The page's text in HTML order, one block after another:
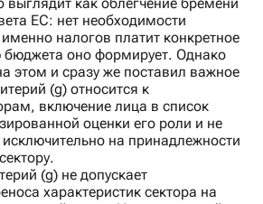
выглядит как облегчение бремени
ЕС: нет необходимости
налогов платит конкретное
оно формирует. Однако
этом и сразу же поставил важное
(g) относится к
включение лица в список
оценки его роли и не
на принадлежности
(g) не допускает
характеристик сектора на